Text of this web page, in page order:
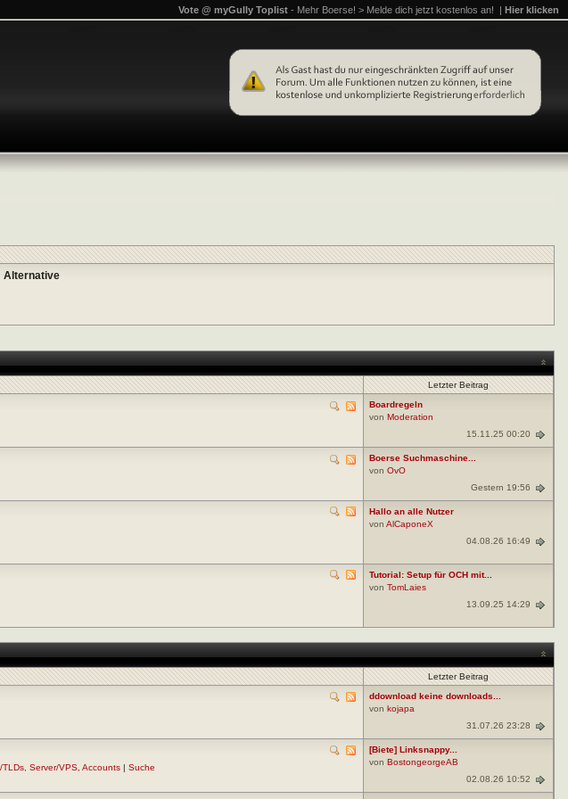
Vote @ myGully Toplist - Mehr Boerse! > Melde dich jetzt kostenlos an! | Hier klicken
Alternative
Letzter Beitrag
Boardregeln
von Moderation
15.11.25 00:20
Boerse Suchmaschine...
von OvO
Gestern 19:56
Hallo an alle Nutzer
von AlCaponeX
04.08.26 16:49
Tutorial: Setup für OCH mit...
von TomLaies
13.09.25 14:29
Letzter Beitrag
ddownload keine downloads...
von kojapa
31.07.26 23:28
Server/VPS, Accounts
Suche
[Biete] Linksnappy...
von BostongeorgeAB
02.08.26 10:52